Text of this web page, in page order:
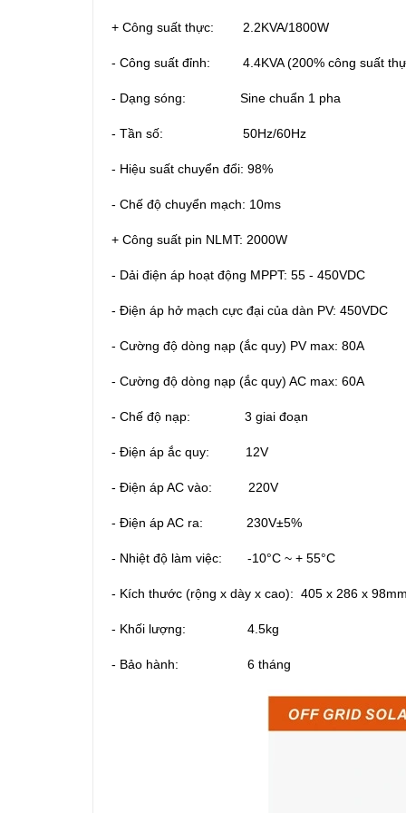
+ Công suất thực: 2.2KVA/1800W
- Công suất đỉnh: 4.4KVA (200% công suất
- Dạng sóng: Sine chuẩn 1 pha
- Tần số: 50Hz/60Hz
- Hiệu suất chuyển đổi: 98%
- Chế độ chuyển mạch: 10ms
+ Công suất pin NLMT: 2000W
- Dải điện áp hoạt động MPPT: 55 - 450VDC
- Điện áp hở mạch cực đại của dàn PV: 450VDC
- Cường độ dòng nạp (ắc quy) PV max: 80A
- Cường độ dòng nạp (ắc quy) AC max: 60A
- Chế độ nạp: 3 giai đoạn
- Điện áp ắc quy: 12V
- Điện áp AC vào: 220V
- Điện áp AC ra: 230V±5%
- Nhiệt độ làm việc: -10°C ~ + 55°C
- Kích thước (rộng x dày x cao): 405 x 286 x
- Khối lượng: 4.5kg
- Bảo hành: 6 tháng